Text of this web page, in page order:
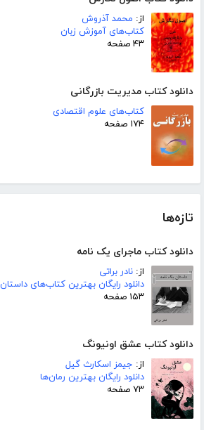
از: محمد آذروش
کتاب‌های آموزش زبان
۴۳ صفحه
دانلود کتاب مدیریت بازرگانی
کتاب‌های علوم اقتصادی
۱۷۴ صفحه
تازه‌ها
دانلود کتاب ماجرای یک نامه
از: نادر براتی
دانلود رایگان بهترین کتاب‌های داستان
۱۵۳ صفحه
دانلود کتاب عشق اونیونگ
از: جیمز اسکارث گیل
دانلود رایگان بهترین رمان‌ها
۷۳ صفحه